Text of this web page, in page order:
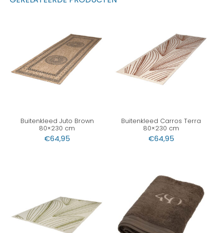
Buitenkleed Juto Brown
80×230 cm
€64,95
Buitenkleed Carros Terra
80×230 cm
€64,95